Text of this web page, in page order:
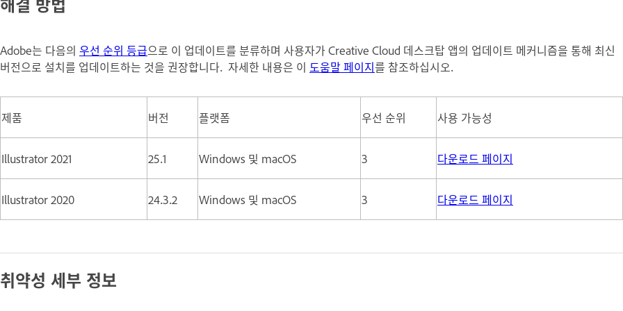
Adobe는 다음의 우선 순위 등급으로 이 업데이트를 분류하며 사용자가 Creative Cloud 데스크탑 앱의 업데이트 메커니즘을 통해 최신
버전으로 설치를 업데이트하는 것을 권장합니다. 자세한 내용은 이 도움말 페이지를 참조하십시오.
제품 버전 플랫폼 우선 순위 사용 가능성
Illustrator 2021 25.1 Windows 및 macOS 3 다운로드 페이지
Illustrator 2020 24.3.2 Windows 및 macOS 3 다운로드 페이지
취약성 세부 정보